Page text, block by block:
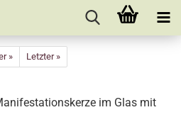
»
Letzter »
im Glas mit